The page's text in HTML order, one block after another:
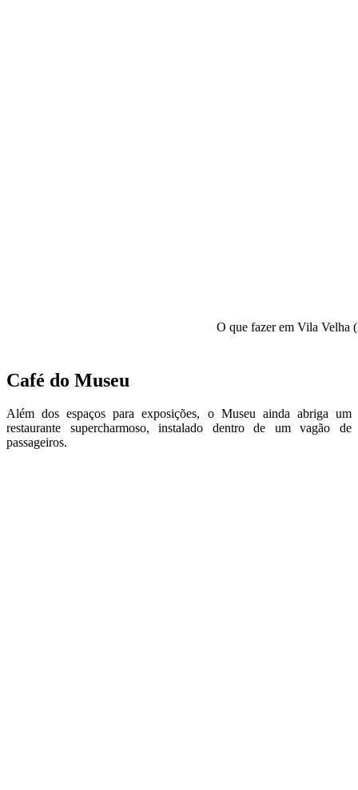
O que fazer em Vila Velha
Café do Museu
Além dos espaços para exposições, o Museu ainda abriga um
restaurante supercharmoso, instalado dentro de um vagão de
passageiros.